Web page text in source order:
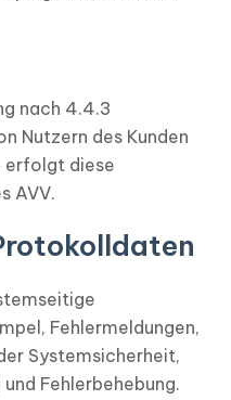
nach 4.4.3
Nutzern des Kunden
erfolgt diese
AVV.
Fehlermeldungen,
Systemsicherheit,
Fehlerbehebung.